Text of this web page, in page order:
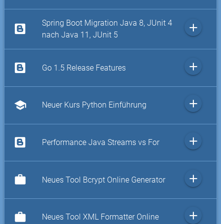
Spring Boot Migration Java 8, JUnit 4
nach Java 11, JUnit 5
add
Go 1.5 Release Features add
school Neuer Kurs Python Einführung add
Performance Java Streams vs For add
work Neues Tool Bcrypt Online Generator add
work Neues Tool XML Formatter Online add